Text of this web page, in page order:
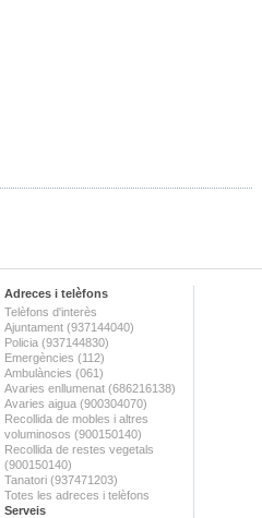
Adreces i telèfons
Telèfons d'interès
Ajuntament (937144040)
Policia (937144830)
Emergències (112)
Ambulàncies (061)
Avaries enllumenat (686216138)
Avaries aigua (900304070)
Recollida de mobles i altres
voluminosos (900150140)
Recollida de restes vegetals
(900150140)
Tanatori (937471203)
Totes les adreces i telèfons
Serveis